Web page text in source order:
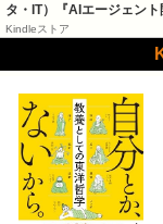
タ・IT）『AIエージェン
Kindleストア